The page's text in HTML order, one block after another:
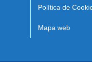
Política de
Mapa web